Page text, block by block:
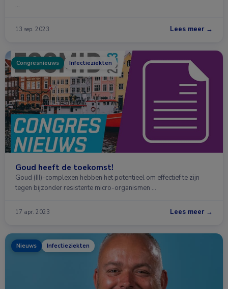
…
13 sep. 2023 Lees meer →
Congresnieuws Infectieziekten
Goud heeft de toekomst!
Goud (III)-complexen hebben het potentieel om effectief te zijn
tegen bijzonder resistente micro-organismen …
17 apr. 2023 Lees meer →
Nieuws Infectieziekten